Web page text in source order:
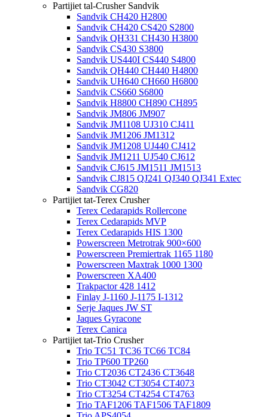
Partijiet tal-Crusher Sandvik
Sandvik CH420 H2800
Sandvik CH420 CS420 S2800
Sandvik QH331 CH430 H3800
Sandvik CS430 S3800
Sandvik US440I CS440 S4800
Sandvik QH440 CH440 H4800
Sandvik UH640 CH660 H6800
Sandvik CS660 S6800
Sandvik H8800 CH890 CH895
Sandvik JM806 JM907
Sandvik JM1108 UJ310 CJ411
Sandvik JM1206 JM1312
Sandvik JM1208 UJ440 CJ412
Sandvik JM1211 UJ540 CJ612
Sandvik CJ615 JM1511 JM1513
Sandvik CJ815 QJ241 QJ340 QJ341 Extec
Sandvik CG820
Partijiet tat-Terex Crusher
Terex Cedarapids Rollercone
Terex Cedarapids MVP
Terex Cedarapids HIS 1300
Powerscreen Metrotrak 900×600
Powerscreen Premiertrak 1165 1180
Powerscreen Maxtrak 1000 1300
Powerscreen XA400
Trakpactor 428 1412
Finlay J-1160 J-1175 I-1312
Serje Jaques JW ST
Jaques Gyracone
Terex Canica
Partijiet tat-Trio Crusher
Trio TC51 TC36 TC66 TC84
Trio TP600 TP260
Trio CT2036 CT2436 CT3648
Trio CT3042 CT3054 CT4073
Trio CT3254 CT4254 CT4763
Trio TAF1206 TAF1506 TAF1809